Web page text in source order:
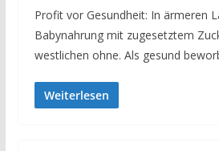
Profit vor Gesundheit: In ärmeren
Babynahrung mit zugesetztem
westlichen ohne. Als gesund
Weiterlesen